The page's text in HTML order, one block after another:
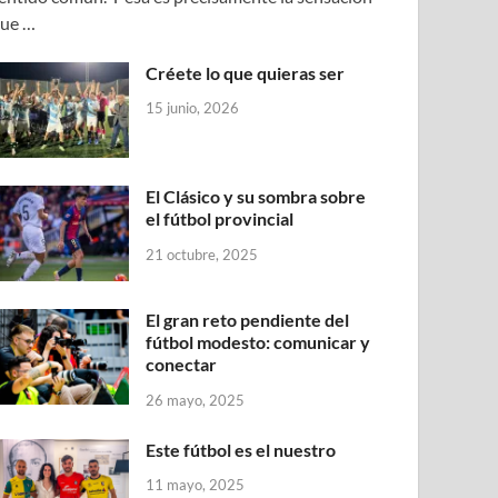
…
Créete lo que quieras ser
15 junio, 2026
El Clásico y su sombra sobre
el fútbol provincial
21 octubre, 2025
El gran reto pendiente del
fútbol modesto: comunicar y
conectar
26 mayo, 2025
Este fútbol es el nuestro
11 mayo, 2025